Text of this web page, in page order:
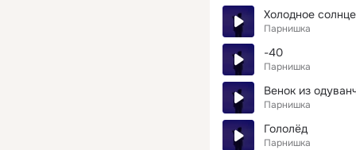
Холодное солнце
Парнишка
-40
Парнишка
Венок из
Парнишка
Гололёд
Парнишка